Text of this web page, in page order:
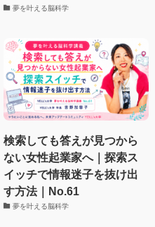
夢を叶える脳科学
検索しても答えが見つから
ない女性起業家へ｜探索ス
イッチで情報迷子を抜け出
す方法｜No.61
夢を叶える脳科学